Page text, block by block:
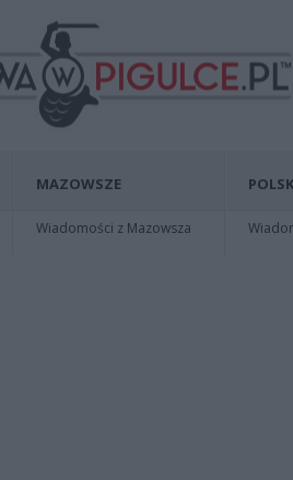
MAZOWSZE
Wiadomości z Mazowsza